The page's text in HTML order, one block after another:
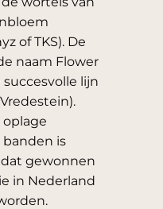
of TKS). De
naam Flower
succesvolle lijn
is
gewonnen
in Nederland